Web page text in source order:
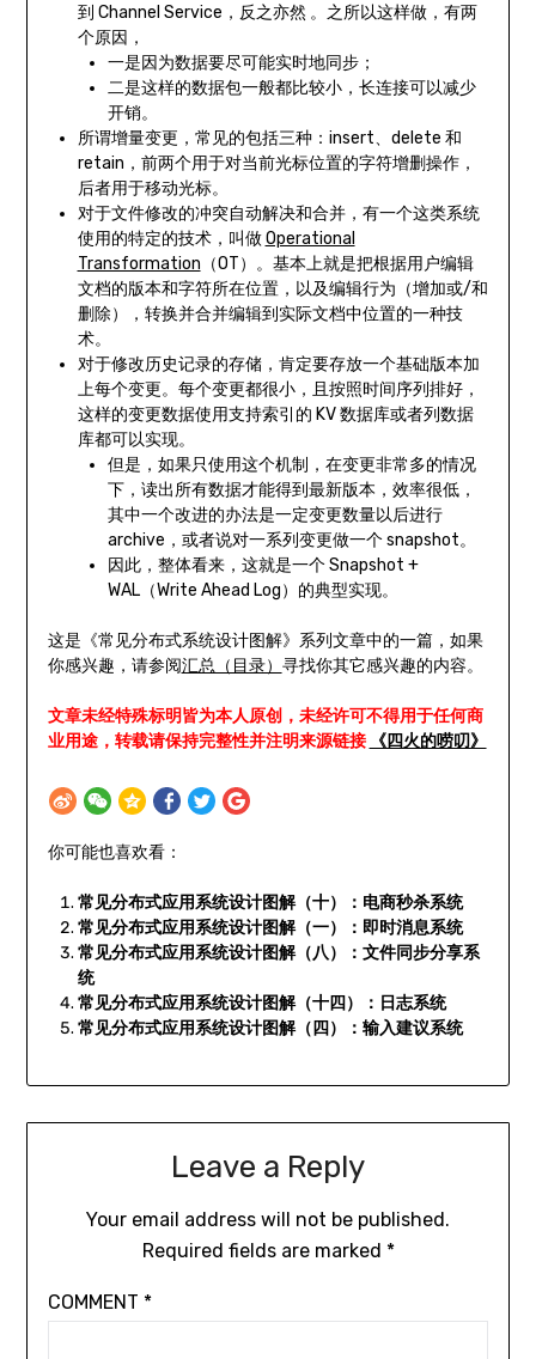
到 Channel Service，反之亦然 。之所以这样做，有两
个原因，
一是因为数据要尽可能实时地同步；
二是这样的数据包一般都比较小，长连接可以减少
开销。
所谓增量变更，常见的包括三种：insert、delete 和
retain，前两个用于对当前光标位置的字符增删操作，
后者用于移动光标。
对于文件修改的冲突自动解决和合并，有一个这类系统
使用的特定的技术，叫做Operational
Transformation （OT）。基本上就是把根据用户编辑
文档的版本和字符所在位置，以及编辑行为（增加或/和
删除），转换并合并编辑到实际文档中位置的一种技
术。
对于修改历史记录的存储，肯定要存放一个基础版本加
上每个变更。每个变更都很小，且按照时间序列排好，
这样的变更数据使用支持索引的 KV 数据库或者列数据
库都可以实现。
但是，如果只使用这个机制，在变更非常多的情况
下，读出所有数据才能得到最新版本，效率很低，
其中一个改进的办法是一定变更数量以后进行
archive，或者说对一系列变更做一个 snapshot。
因此，整体看来，这就是一个 Snapshot +
WAL（Write Ahead Log）的典型实现。
这是《常见分布式系统设计图解》系列文章中的一篇，如果
你感兴趣，请参阅汇总（目录） 寻找你其它感兴趣的内容。
文章未经特殊标明皆为本人原创，未经许可不得用于任何商
业用途，转载请保持完整性并注明来源链接
《四火的唠叨》
你可能也喜欢看：
常见分布式应用系统设计图解（十）：电商秒杀系统
常见分布式应用系统设计图解（一）：即时消息系统
常见分布式应用系统设计图解（八）：文件同步分享系
统
常见分布式应用系统设计图解（十四）：日志系统
常见分布式应用系统设计图解（四）：输入建议系统
Leave a Reply
Your email address will not be published.
Required fields are marked *
COMMENT *